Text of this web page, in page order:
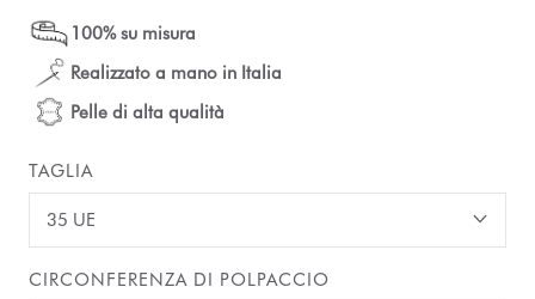
100% su misura
Realizzato a mano in Italia
Pelle di alta qualità
TAGLIA
35 UE
CIRCONFERENZA DI POLPACCIO